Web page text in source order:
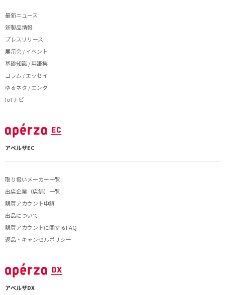
最新ニュース
新製品情報
プレスリリース
展示会 / イベント
基礎知識 / 用語集
コラム / エッセイ
ゆるネタ / エンタ
IoTナビ
アペルザEC
取り扱いメーカー一覧
出店企業（店舗）一覧
購買アカウント申請
出品について
購買アカウントに関するFAQ
返品・キャンセルポリシー
アペルザDX